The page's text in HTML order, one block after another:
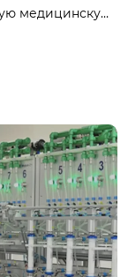
медицинскую
медицинских
35 видов.